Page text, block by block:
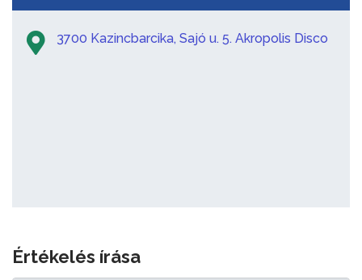
3700 Kazincbarcika, Sajó u. 5. Akropolis Disco
Értékelés írása